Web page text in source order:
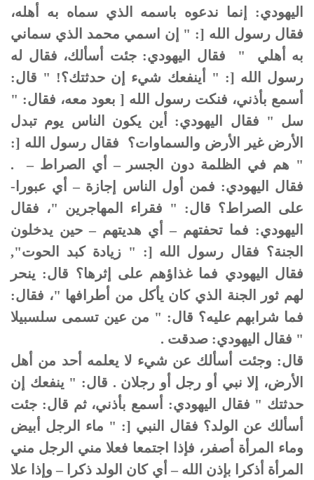
اليهودي: إنما ندعوه باسمه الذي سماه به أهله،
فقال رسول الله [: " إن اسمي محمد الذي سماني
به أهلي " فقال اليهودي: جئت أسألك، فقال له
رسول الله [: " أينفعك شيء إن حدثتك؟! " قال:
أسمع بأذني، فنكت رسول الله [ بعود معه، فقال: "
سل " فقال اليهودي: أين يكون الناس يوم تبدل
الأرض غير الأرض والسماوات؟ فقال رسول الله [:
" هم في الظلمة دون الجسر – أي الصراط – .
فقال اليهودي: فمن أول الناس إجازة – أي عبورا-
على الصراط؟ قال: " فقراء المهاجرين "، فقال
اليهودي: فما تحفتهم – أي هديتهم – حين يدخلون
الجنة؟ فقال رسول الله [: " زيادة كبد الحوت",
فقال اليهودي فما غذاؤهم على إثرها؟ قال: ينحر
لهم ثور الجنة الذي كان يأكل من أطرافها "، فقال:
فما شرابهم عليه؟ قال: " من عين تسمى سلسبيلا
" فقال اليهودي: صدقت .
قال: وجئت أسألك عن شيء لا يعلمه أحد من أهل
الأرض، إلا نبي أو رجل أو رجلان . قال: " ينفعك إن
حدثتك " فقال اليهودي: أسمع بأذني، ثم قال: جئت
أسألك عن الولد؟ فقال النبي [: " ماء الرجل أبيض
وماء المرأة أصفر، فإذا اجتمعا فعلا مني الرجل مني
المرأة أذكرا بإذن الله – أي كان الولد ذكرا – وإذا علا